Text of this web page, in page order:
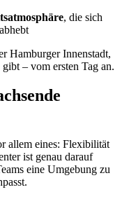
, die sich
Hamburger Innenstadt,
– vom ersten Tag an.
allem eines: Flexibilität
ist genau darauf
eine Umgebung zu